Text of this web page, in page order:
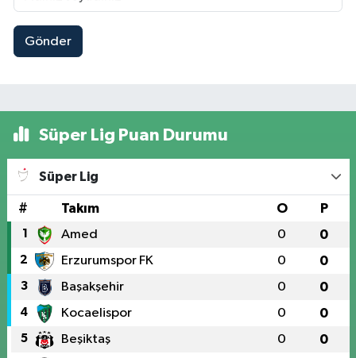
Gönder
Süper Lig Puan Durumu
Süper Lig
# Takım O P
1 Amed 0 0
2 Erzurumspor FK 0 0
3 Başakşehir 0 0
4 Kocaelispor 0 0
5 Beşiktaş 0 0